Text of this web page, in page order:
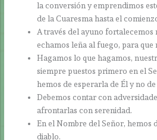
la conversión y emprendimos
de la Cuaresma hasta el
A través del ayuno fortalecemos
echamos leña al fuego, para que
Hagamos lo que hagamos,
siempre puestos primero en el
hemos de esperarla de Él y no
Debemos contar con
afrontarlas con serenidad.
En el Nombre del Señor, hemos
diablo.